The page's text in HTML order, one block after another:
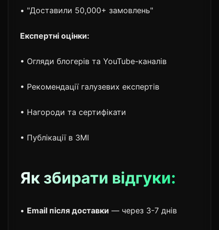
• "Доставили 50,000+ замовлень"
Експертні оцінки:
• Огляди блогерів та YouTube-каналів
• Рекомендації галузевих експертів
• Нагороди та сертифікати
• Публікації в ЗМІ
Як збирати відгуки:
• Email після доставки — через 3-7 днів